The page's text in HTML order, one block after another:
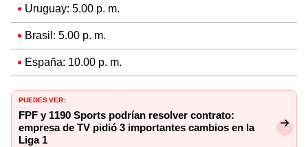
Uruguay: 5.00 p. m.
Brasil: 5.00 p. m.
España: 10.00 p. m.
PUEDES VER:
FPF y 1190 Sports podrían resolver contrato:
empresa de TV pidió 3 importantes cambios en la
Liga 1